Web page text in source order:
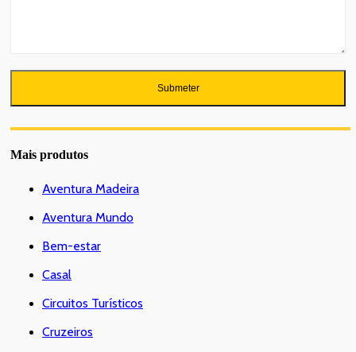
Mais produtos
Aventura Madeira
Aventura Mundo
Bem-estar
Casal
Circuitos Turísticos
Cruzeiros